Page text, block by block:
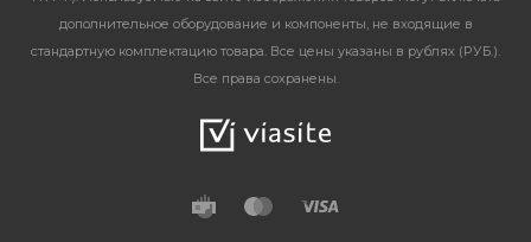
дополнительное оборудование и компоненты, не входящие в
стандартную комплектацию товара. Все цены указаны в рублях (PУБ.).
Все права сохранены.